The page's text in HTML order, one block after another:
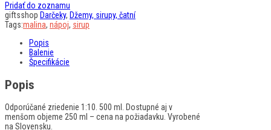
Pridať do zoznamu
giftsshop Darčeky, Džemy, sirupy, čatní
Tags:malina, nápoj, sirup
Popis
Balenie
Špecifikácie
Popis
Odporúčané zriedenie 1:10. 500 ml. Dostupné aj v
menšom objeme 250 ml – cena na požiadavku. Vyrobené
na Slovensku.